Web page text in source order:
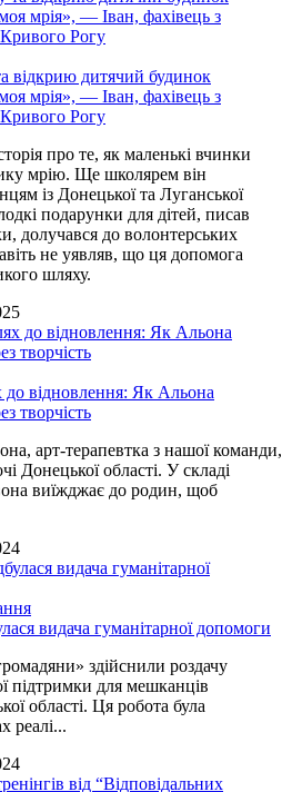
відкрию дитячий будинок
мрія», — Іван, фахівець з
Кривого Рогу
про те, як маленькі вчинки
мрію. Ще школярем він
із Донецької та Луганської
подарунки для дітей, писав
долучався до волонтерських
не уявляв, що ця допомога
шляху.
до відновлення: Як Альона
творчість
арт-терапевтка з нашої команди,
Донецької області. У складі
виїжджає до родин, щоб
видача гуманітарної допомоги
здійснили роздачу
підтримки для мешканців
області. Ця робота була
реалі...